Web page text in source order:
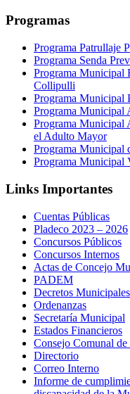
Programas
Programa Patrullaje
Programa Senda
Programa Municipal
Collipulli
Programa Municipal
Programa Municipal
Programa Municipal
el Adulto Mayor
Programa Municipal
Programa Municipal
Links Importantes
Cuentas Públicas
Pladeco 2023 – 2026
Concursos Públicos
Concursos Internos
Actas de Concejo
PADEM
Decretos Municipales
Ordenanzas
Secretaría Municipal
Estados Financieros
Consejo Comunal
Directorio
Correo Interno
Informe de